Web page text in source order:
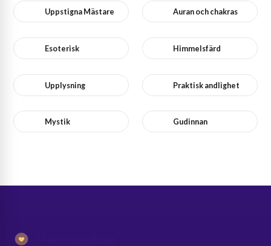
Uppstigna Mästare Auran och chakras
Esoterisk Himmelsfärd
Upplysning Praktisk andlighet
Mystik Gudinnan